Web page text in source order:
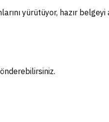
yürütüyor, hazır